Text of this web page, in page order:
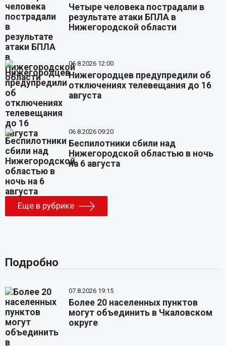
Четыре человека пострадали в
результате атаки БПЛА в
Нижегородской области
06.8.2026 12:00
Нижегородцев предупредили об
отключениях телевещания до 16
августа
06.8.2026 09:20
Беспилотники сбили над
Нижегородской областью в ночь
на 6 августа
Еще в рубрике
Подробно
07.8.2026 19:15
Более 20 населенных пунктов
могут объединить в Чкаловском
округе